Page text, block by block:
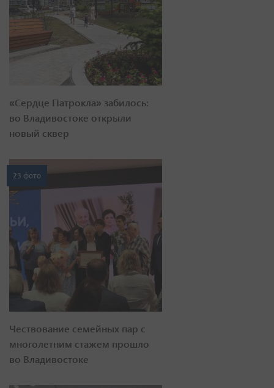
«Сердце Патрокла» забилось:
во Владивостоке открыли
новый сквер
23 фото
Чествование семейных пар с
многолетним стажем прошло
во Владивостоке